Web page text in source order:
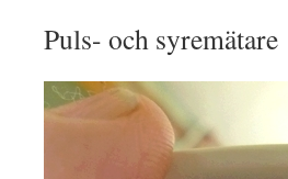
Puls- och syremätare